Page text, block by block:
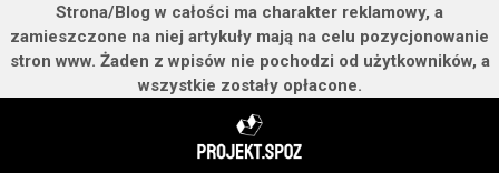
Strona/Blog w całości ma charakter reklamowy, a
zamieszczone na niej artykuły mają na celu pozycjonowanie
stron www. Żaden z wpisów nie pochodzi od użytkowników, a
wszystkie zostały opłacone.